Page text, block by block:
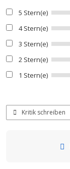
5 Stern(e)
4 Stern(e)
3 Stern(e)
2 Stern(e)
1 Stern(e)
Kritik schreiben